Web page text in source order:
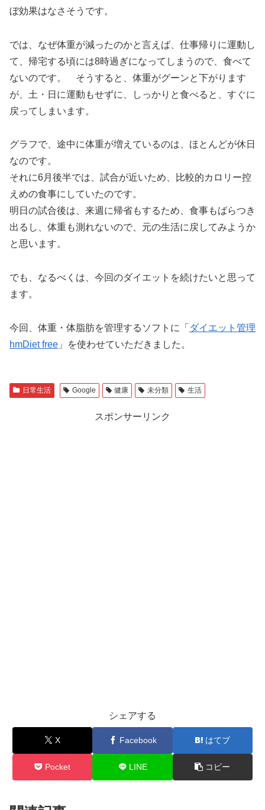
ぼ効果はなさそうです。
では、なぜ体重が減ったのかと言えば、仕事帰りに運動し
て、帰宅する頃には8時過ぎになってしまうので、食べて
ないのです。 そうすると、体重がグーンと下がります
が、土・日に運動もせずに、しっかりと食べると、すぐに
戻ってしまいます。
グラフで、途中に体重が増えているのは、ほとんどが休日
なのです。
それに6月後半では、試合が近いため、比較的カロリー控
えめの食事にしていたのです。
明日の試合後は、来週に帰省もするため、食事もばらつき
出るし、体重も測れないので、元の生活に戻してみようか
と思います。
でも、なるべくは、今回のダイエットを続けたいと思って
ます。
今回、体重・体脂肪を管理するソフトに「 ダイエット管理
hmDiet free 」を使わせていただきました。
日常生活 Google 健康 未分類 生活
スポンサーリンク
シェアする
X Facebook はてブ
Pocket LINE コピー